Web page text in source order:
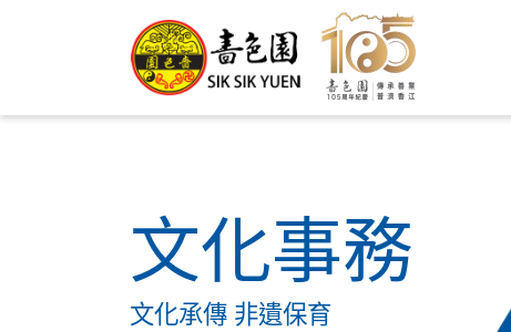
文化事務
文化承傳 非遺保育